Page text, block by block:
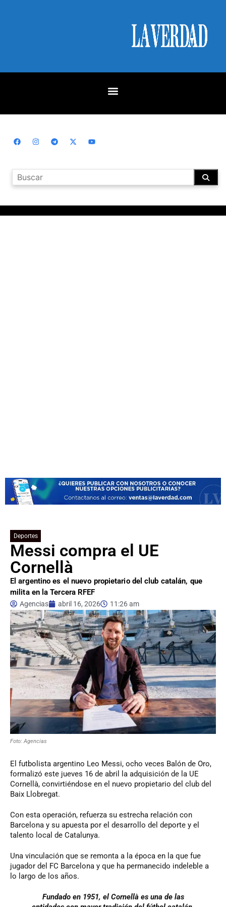
Deportes
Messi compra el UE
Cornellà
El argentino es el nuevo propietario del club catalán, que
milita en la Tercera RFEF
Agencias abril 16, 2026 11:26 am
Foto: Agencias
El futbolista argentino Leo Messi, ocho veces Balón de Oro,
formalizó este jueves 16 de abril la adquisición de la UE
Cornellà, convirtiéndose en el nuevo propietario del club del
Baix Llobregat.
Con esta operación, refuerza su estrecha relación con
Barcelona y su apuesta por el desarrollo del deporte y el
talento local de Catalunya.
Una vinculación que se remonta a la época en la que fue
jugador del FC Barcelona y que ha permanecido indeleble a
lo largo de los años.
Fundado en 1951, el Cornellà es una de las